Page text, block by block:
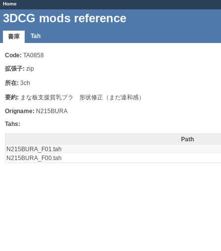
Home
3DCG mods reference
書庫 Tah
Code: TA0858
拡張子: zip
所在: 3ch
要約: まな板支援貧乳ブラ 形状修正（まだ違和感）
Origname: N215BURA
Tahs:
Path
N215BURA_F01.tah
N215BURA_F00.tah